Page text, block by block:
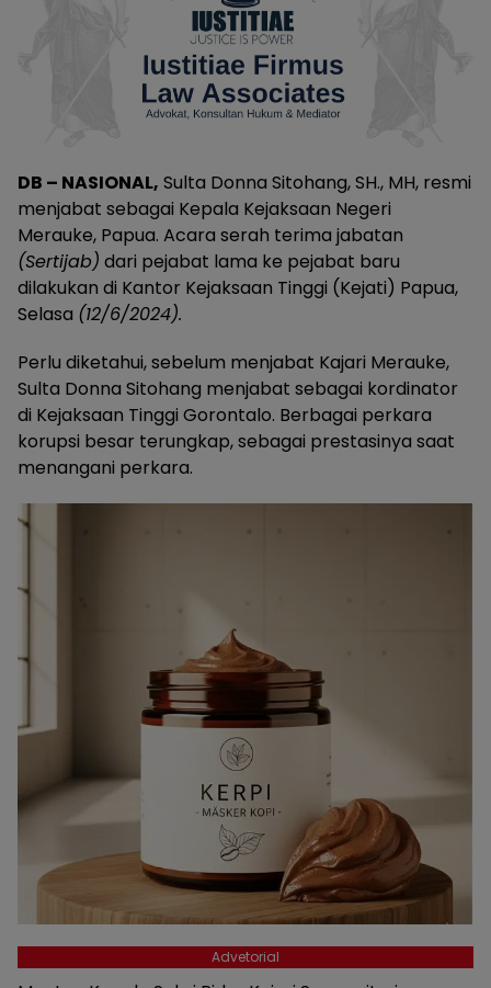
DB – NASIONAL, Sulta Donna Sitohang, SH., MH, resmi
menjabat sebagai Kepala Kejaksaan Negeri
Merauke, Papua. Acara serah terima jabatan
(Sertijab) dari pejabat lama ke pejabat baru
dilakukan di Kantor Kejaksaan Tinggi (Kejati) Papua,
Selasa (12/6/2024).
Perlu diketahui, sebelum menjabat Kajari Merauke,
Sulta Donna Sitohang menjabat sebagai kordinator
di Kejaksaan Tinggi Gorontalo. Berbagai perkara
korupsi besar terungkap, sebagai prestasinya saat
menangani perkara.
Advetorial